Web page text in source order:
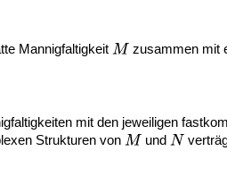
Mannigfaltigkeit zusammen mit
mit den jeweiligen
Strukturen von und